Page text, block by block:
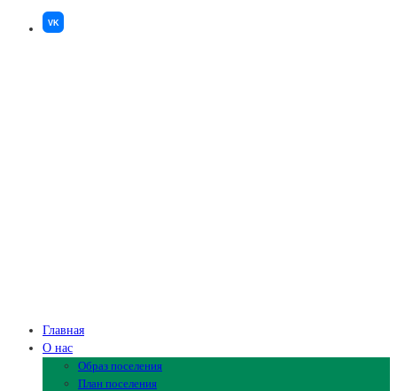
VK
Главная
О нас
Образ поселения
План поселения